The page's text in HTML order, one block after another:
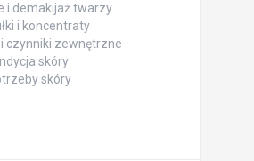
i demakijaż twarzy
i koncentraty
czynniki zewnętrzne
skóry
skóry